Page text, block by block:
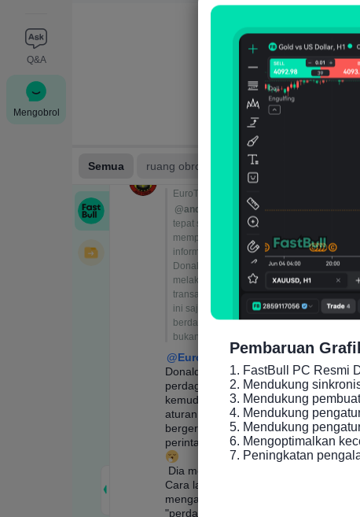
Q&A
Mengobrol
Pembaruan
1. FastBull PC Resmi
2. Mendukung
3. Mendukung
4. Mendukung
5. Mendukung
6. Mengoptimalkan
7. Peningkatan